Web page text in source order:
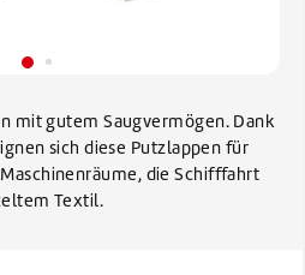
mit gutem Saugvermögen. Dank
sich diese Putzlappen für
die Schifffahrt
Textil.